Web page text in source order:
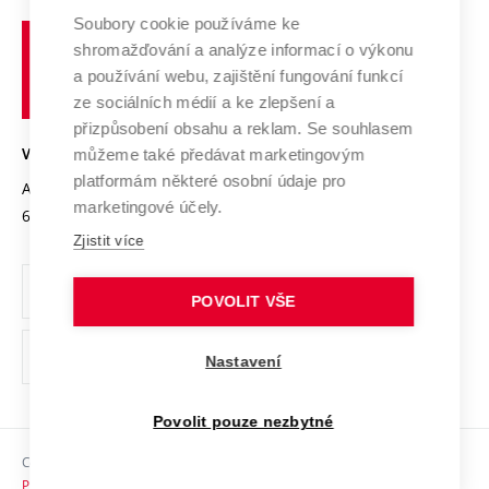
Výzkumné infrastruktury
Transfer znalostí
Open Science
Projekty
Projekty ze strukturálních fondů
Specifický výzkum
Spolupráce se školami
Služby univerzity
Mezinárodní dohody
Univerzitní sítě
Profil univerzity
Udržitelná univerzita
Podnikavá univerzita / ContriBUTe
Bezpečná univerzita
Vyznamenání
Organizační struktura
Ochrana osobních údajů
odkaz)
Sociální bezpečí
učení
technické
VYSOKÉ UČENÍ TECHNICKÉ V BRNĚ
Antonínská 548/1
602 00 Brno
www.vut.cz
vut@vutbr.cz
Copyright © 2026 VUT
Prohlášení o přístupnosti
Soubory cookie používáme ke
shromažďování a analýze informací o výkonu
a používání webu, zajištění fungování funkcí
ze sociálních médií a ke zlepšení a
přizpůsobení obsahu a reklam. Se souhlasem
můžeme také předávat marketingovým
platformám některé osobní údaje pro
marketingové účely.
Zjistit více
POVOLIT VŠE
Nastavení
Povolit pouze nezbytné